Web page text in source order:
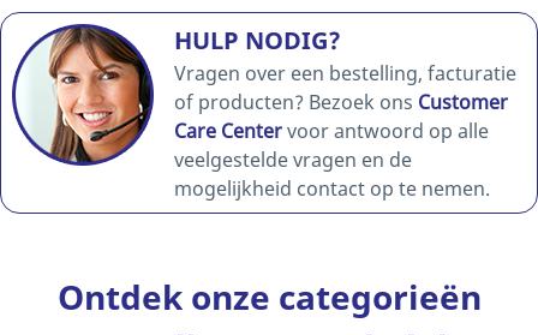
HULP NODIG?
Vragen over een bestelling, facturatie
of producten? Bezoek ons Customer
Care Centervoor antwoord op alle
veelgestelde vragen en de
mogelijkheid contact op te nemen.
Ontdek onze categorieën